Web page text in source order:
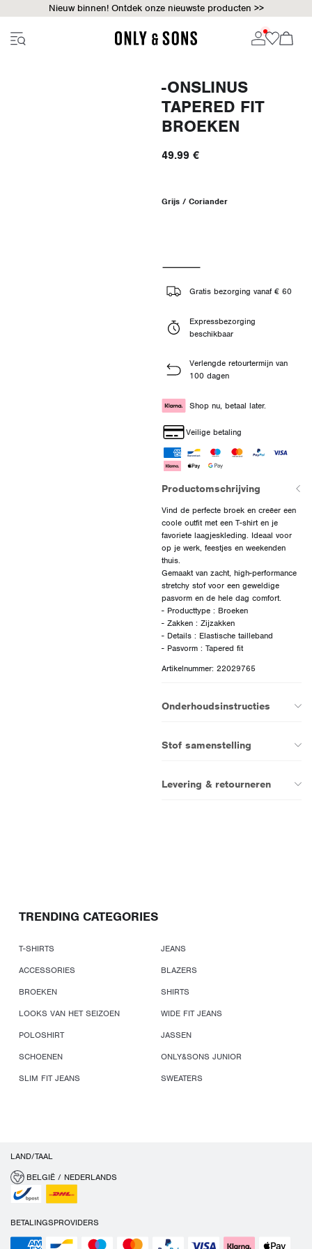
Nieuw binnen! Ontdek onze nieuwste producten >>
-ONSLINUS
TAPERED FIT
BROEKEN
49.99 €
Grijs / Coriander
Gratis bezorging vanaf € 60
Expressbezorging
beschikbaar
Verlengde retourtermijn van
100 dagen
Shop nu, betaal later.
Veilige betaling
Productomschrijving
Vind de perfecte broek en creëer een
coole outfit met een T-shirt en je
favoriete laagjeskleding. Ideaal voor
op je werk, feestjes en weekenden
thuis.
Gemaakt van zacht, high-performance
stretchy stof voor een geweldige
pasvorm en de hele dag comfort.
- Producttype : Broeken
- Zakken : Zijzakken
- Details : Elastische tailleband
- Pasvorm : Tapered fit
Artikelnummer: 22029765
Onderhoudsinstructies
Stof samenstelling
Levering & retourneren
TRENDING CATEGORIES
T-SHIRTS
JEANS
ACCESSORIES
BLAZERS
BROEKEN
SHIRTS
LOOKS VAN HET SEIZOEN
WIDE FIT JEANS
POLOSHIRT
JASSEN
SCHOENEN
ONLY&SONS JUNIOR
SLIM FIT JEANS
SWEATERS
LAND/TAAL
BELGIË / NEDERLANDS
BETALINGSPROVIDERS